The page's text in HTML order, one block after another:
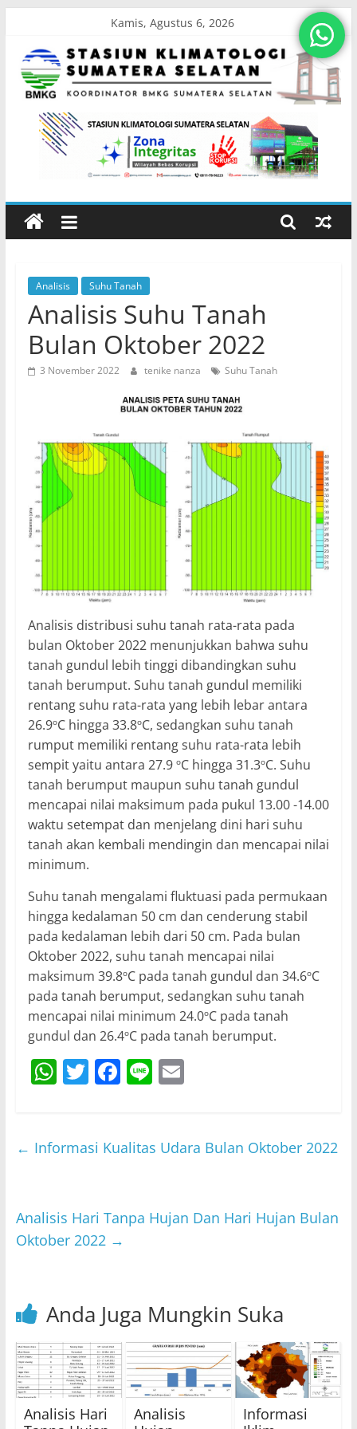
content
Kamis, Agustus 6, 2026
Stasiun
Klimatologi
Sumatera
Koordinator
BMKG
Sumatera
Selatan
Analisis Suhu Tanah
Analisis Suhu Tanah
Bulan Oktober 2022
3 November 2022 tenike nanza Suhu Tanah
Analisis distribusi suhu tanah rata-rata pada
bulan Oktober 2022 menunjukkan bahwa suhu
tanah gundul lebih tinggi dibandingkan suhu
tanah berumput. Suhu tanah gundul memiliki
rentang suhu rata-rata yang lebih lebar antara
26.9oC hingga 33.8oC, sedangkan suhu tanah
rumput memiliki rentang suhu rata-rata lebih
sempit yaitu antara 27.9 oC hingga 31.3oC. Suhu
tanah berumput maupun suhu tanah gundul
mencapai nilai maksimum pada pukul 13.00 -14.00
waktu setempat dan menjelang dini hari suhu
tanah akan kembali mendingin dan mencapai nilai
minimum.
Suhu tanah mengalami fluktuasi pada permukaan
hingga kedalaman 50 cm dan cenderung stabil
pada kedalaman lebih dari 50 cm. Pada bulan
Oktober 2022, suhu tanah mencapai nilai
maksimum 39.8oC pada tanah gundul dan 34.6oC
pada tanah berumput, sedangkan suhu tanah
mencapai nilai minimum 24.0oC pada tanah
gundul dan 26.4oC pada tanah berumput.
W
s
p
T
er
F
e
o
k
Li E
l
← Informasi Kualitas Udara Bulan Oktober 2022
Analisis Hari Tanpa Hujan Dan Hari Hujan Bulan
Oktober 2022 →
Anda Juga Mungkin Suka
Analisis Hari
Analisis
Informasi